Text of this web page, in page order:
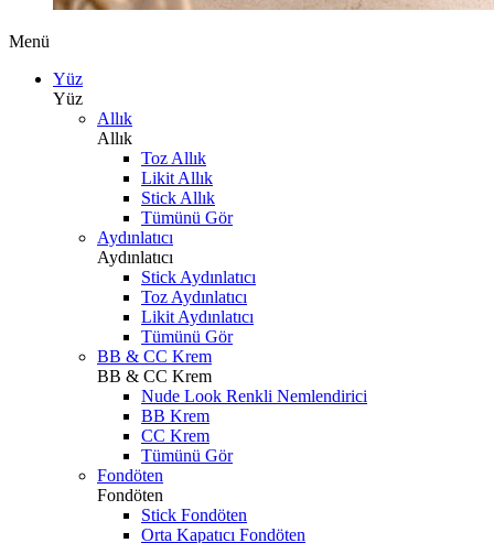
Menü
Yüz
Yüz
Allık
Allık
Toz Allık
Likit Allık
Stick Allık
Tümünü Gör
Aydınlatıcı
Aydınlatıcı
Stick Aydınlatıcı
Toz Aydınlatıcı
Likit Aydınlatıcı
Tümünü Gör
BB & CC Krem
BB & CC Krem
Nude Look Renkli Nemlendirici
BB Krem
CC Krem
Tümünü Gör
Fondöten
Fondöten
Stick Fondöten
Orta Kapatıcı Fondöten